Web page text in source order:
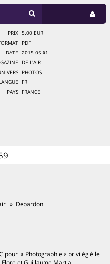
PRIX
5.00 EUR
PDF
DATE
2015-05-01
DE L'AIR
PHOTOS
LANGUE
FR
PAYS
FRANCE
Depardon
pour la Photographie a privilégié le
Flore et Guillaume Martial.